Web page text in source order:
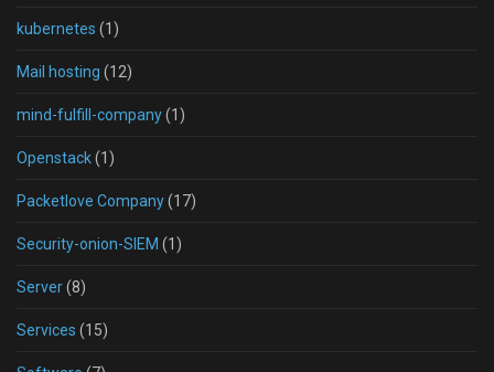
kubernetes (1)
Mail hosting (12)
mind-fulfill-company(1)
Openstack(1)
Packetlove Company(17)
Security-onion-SIEM (1)
Server(8)
Services (15)